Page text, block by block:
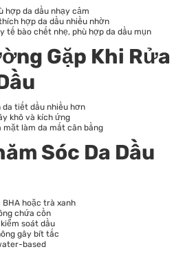
hợp da dầu nhạy cảm
hợp da dầu nhiều nhờn
tế bào chết nhẹ, phù hợp da dầu mụn
Gặp Khi Rửa
da tiết dầu nhiều hơn
khô và kích ứng
mặt làm da mất cân bằng
Sóc Da Dầu
hoặc trà xanh
chứa cồn
soát dầu
gây bít tắc
based